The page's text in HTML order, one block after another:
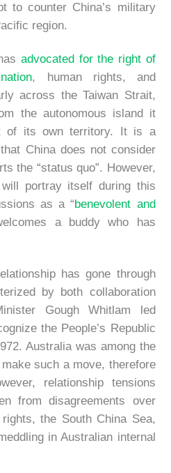
to counter China’s military
region.
advocated for the right of
, human rights, and
across the Taiwan Strait,
the autonomous island it
of its own territory. It is a
China does not consider
the “status quo”. However,
portray itself during this
as a “benevolent and
a buddy who has
has gone through
by both collaboration
Gough Whitlam led
the People’s Republic
Australia was among the
such a move, therefore
relationship tensions
from disagreements over
the South China Sea,
in Australian internal